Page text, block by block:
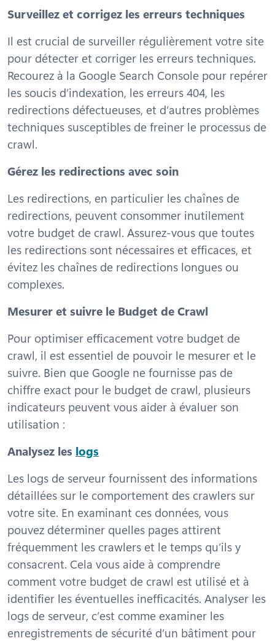
Surveillez et corrigez les erreurs techniques
Il est crucial de surveiller régulièrement votre site
pour détecter et corriger les erreurs techniques.
Recourez à la Google Search Console pour repérer
les soucis d’indexation, les erreurs 404, les
redirections défectueuses, et d’autres problèmes
techniques susceptibles de freiner le processus de
crawl.
Gérez les redirections avec soin
Les redirections, en particulier les chaînes de
redirections, peuvent consommer inutilement
votre budget de crawl. Assurez-vous que toutes
les redirections sont nécessaires et efficaces, et
évitez les chaînes de redirections longues ou
complexes.
Mesurer et suivre le Budget de Crawl
Pour optimiser efficacement votre budget de
crawl, il est essentiel de pouvoir le mesurer et le
suivre. Bien que Google ne fournisse pas de
chiffre exact pour le budget de crawl, plusieurs
indicateurs peuvent vous aider à évaluer son
utilisation :
Analysez les logs
Les logs de serveur fournissent des informations
détaillées sur le comportement des crawlers sur
votre site. En examinant ces données, vous
pouvez déterminer quelles pages attirent
fréquemment les crawlers et le temps qu’ils y
consacrent. Cela vous aide à comprendre
comment votre budget de crawl est utilisé et à
identifier les éventuelles inefficacités. Analyser les
logs de serveur, c’est comme examiner les
enregistrements de sécurité d’un bâtiment pour